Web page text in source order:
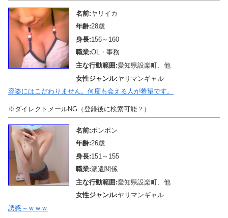
名前:ヤリイカ
年齢:28歳
身長:156～160
職業:OL・事務
主な行動範囲:愛知県設楽町、他
女性ジャンル:ヤリマンギャル
容姿にはこだわりません。何度も会える人が希望です。
※ダイレクトメールNG（登録後に検索可能？）
名前:ポンポン
年齢:26歳
身長:151～155
職業:派遣関係
主な行動範囲:愛知県設楽町、他
女性ジャンル:ヤリマンギャル
誘惑～ｗｗｗ